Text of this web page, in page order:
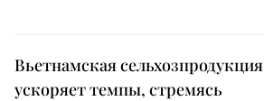
Вьетнамская сельхозпродукция
ускоряет темпы, стремясь